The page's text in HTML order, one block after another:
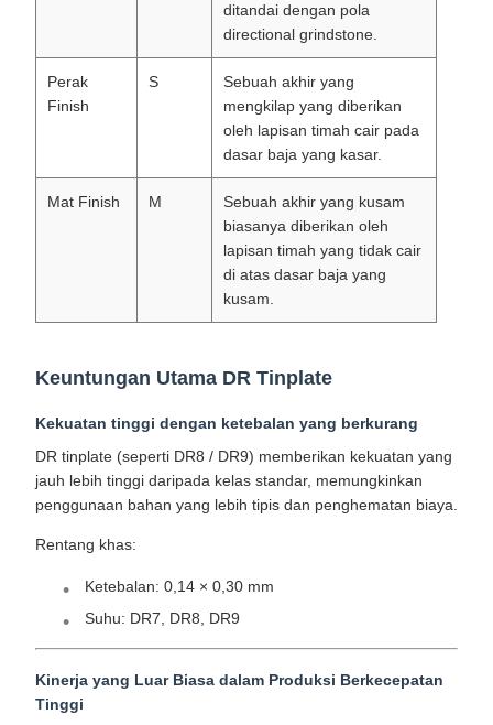
ditandai dengan pola
directional grindstone.
Perak
Finish
S
Sebuah akhir yang
mengkilap yang diberikan
oleh lapisan timah cair pada
dasar baja yang kasar.
Mat Finish M
Sebuah akhir yang kusam
biasanya diberikan oleh
lapisan timah yang tidak cair
di atas dasar baja yang
kusam.
Keuntungan Utama DR Tinplate
Kekuatan tinggi dengan ketebalan yang berkurang
DR tinplate (seperti DR8 / DR9) memberikan kekuatan yang
jauh lebih tinggi daripada kelas standar, memungkinkan
penggunaan bahan yang lebih tipis dan penghematan biaya.
Rentang khas:
Ketebalan: 0,14 × 0,30 mm
Suhu: DR7, DR8, DR9
Kinerja yang Luar Biasa dalam Produksi Berkecepatan
Tinggi